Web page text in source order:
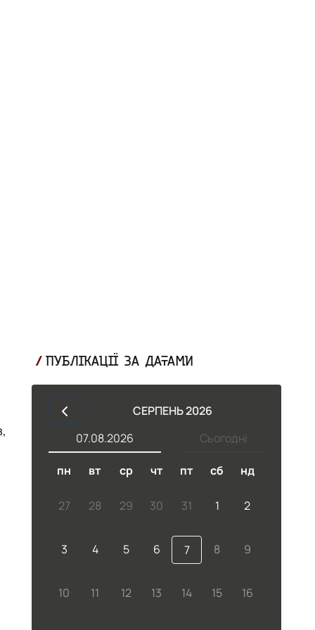
ПУБЛІКАЦІЇ ЗА ДАТАМИ
СЕРПЕНЬ 2026
Сьогодні
07.08.2026
пн вт ср чт пт сб нд
27 28 29 30 31 1 2
3 4 5 6 7 8 9
10 11 12 13 14 15 16